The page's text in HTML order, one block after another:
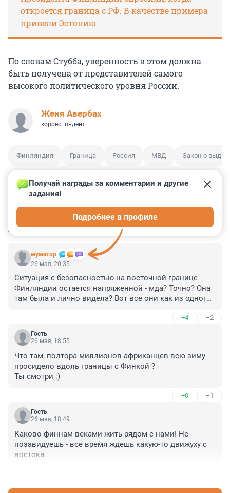
откроется граница с РФ. В качестве примера
привели Эстонию
По словам Стубба, уверенность в этом должна
быть получена от представителей самого
высокого политического уровня России.
Женя Авербах
корреспондент
Финляндия Граница Россия МВД Закон о
КОММЕНТАРИИ 53
муматор
Получай награды за комментарии и другие
задания!
Подробнее в профиле
26 мая, 20:35
Ситуация с безопасностью на восточной границе
Финляндии остается напряженной - мда? Точно? Она
там была и лично видела? Вот все они как из одного
+4 –2
Гость
26 мая, 18:55
Что там, полтора миллионов африканцев всю зиму
просидело вдоль границы с Финкой ?
Ты смотри :)
+0 –1
Гость
26 мая, 18:49
Каково финнам веками жить рядом с нами! Не
позавидуешь - все время ждешь какую-то движуху с
востока.